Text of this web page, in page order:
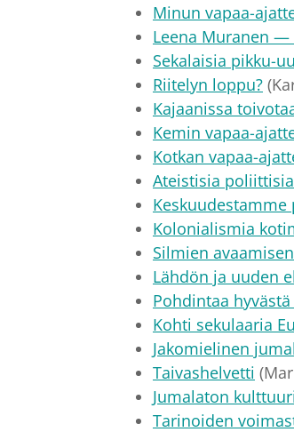
Minun vapaa-
Leena Muranen
Sekalaisia pikku-
Riitelyn loppu?
Kajaanissa
Kemin vapaa-
Kotkan vapaa-
Ateistisia
Kolonialismia
Silmien
Lähdön ja uuden
Pohdintaa
Kohti sekulaaria
Jakomielinen
Taivashelvetti
Jumalaton
Tarinoiden